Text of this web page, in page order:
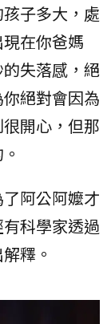
子多大，處
在你爸媽
失落感，絕
絕對會因為
開心，但那
阿公阿嬤才
科學家透過
釋。